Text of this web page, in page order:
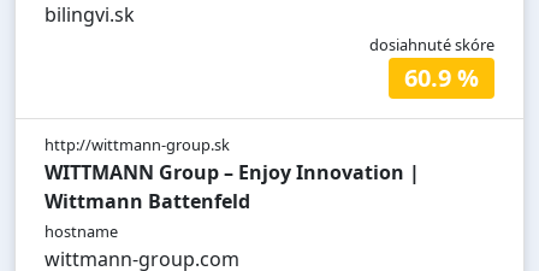
bilingvi.sk
dosiahnuté skóre
60.9 %
http://wittmann-group.sk
WITTMANN Group – Enjoy Innovation |
Wittmann Battenfeld
hostname
wittmann-group.com